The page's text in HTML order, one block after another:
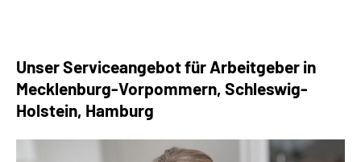
Unser Serviceangebot für Arbeitgeber in
Mecklenburg-Vorpommern, Schleswig-
Holstein, Hamburg